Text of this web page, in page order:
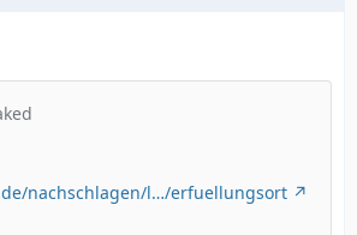
nachschlagen/l…/erfuellungsort